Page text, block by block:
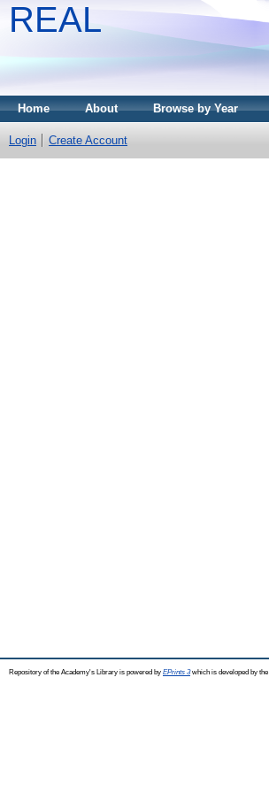
REAL
Home About Browse by Year
Login Create Account
Repository of the Academy's Library is powered by EPrints 3which is developed by the